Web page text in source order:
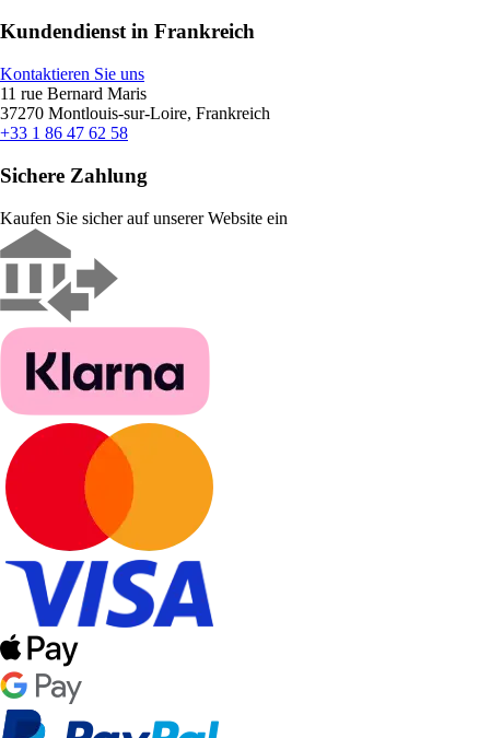
Kundendienst in Frankreich
Kontaktieren Sie uns
11 rue Bernard Maris
37270 Montlouis-sur-Loire, Frankreich
+33 1 86 47 62 58
Sichere Zahlung
Kaufen Sie sicher auf unserer Website ein